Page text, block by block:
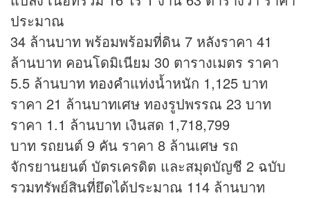
ประมาณ
34 ล้านบาท พร้อมพร้อมที่ดิน 7 หลังราคา 41
ล้านบาท คอนโดมิเนียม 30 ตารางเมตร ราคา
5.5 ล้านบาท ทองคำแท่งน้ำหนัก 1,125 บาท
ราคา 21 ล้านบาทเศษ ทองรูปพรรณ 23 บาท
ราคา 1.1 ล้านบาท เงินสด 1,718,799
บาท รถยนต์ 9 คัน ราคา 8 ล้านเศษ รถ
จักรยานยนต์ บัตรเครดิต และสมุดบัญชี 2 ฉบับ
รวมทรัพย์สินที่ยึดได้ประมาณ 114 ล้านบาท